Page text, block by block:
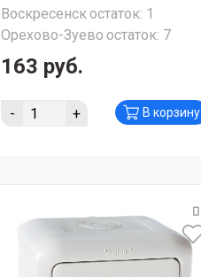
Воскресенскостаток: 1
Орехово-Зуево остаток: 7
163 руб.
- + В корзину